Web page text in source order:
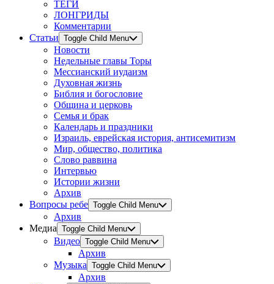
ТЕГИ
ЛОНГРИДЫ
Комментарии
Статьи Toggle Child Menu
Новости
Недельные главы Торы
Мессианский иудаизм
Духовная жизнь
Библия и богословие
Община и церковь
Семья и брак
Календарь и праздники
Израиль, еврейская история, антисемитизм
Мир, общество, политика
Слово раввина
Интервью
Истории жизни
Архив
Вопросы ребе Toggle Child Menu
Архив
Медиа Toggle Child Menu
Видео Toggle Child Menu
Архив
Музыка Toggle Child Menu
Архив